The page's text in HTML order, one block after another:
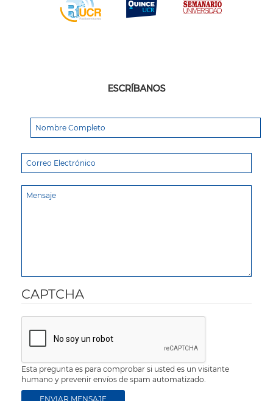
ESCRÍBANOS
CAPTCHA
Esta pregunta es para comprobar si usted es un visitante
humano y prevenir envíos de spam automatizado.